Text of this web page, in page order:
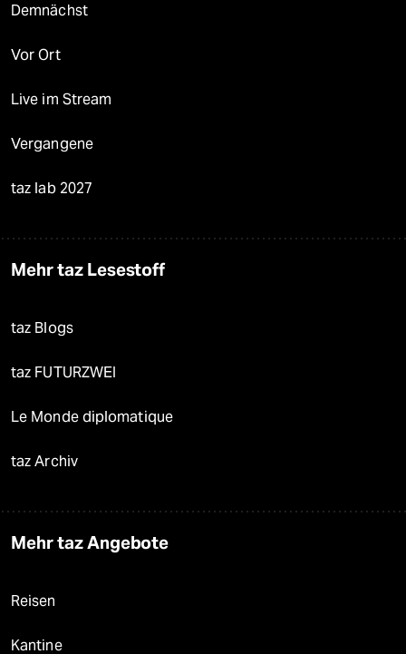
Demnächst
Vor Ort
Live im Stream
Vergangene
taz lab 2027
Mehr taz Lesestoff
taz Blogs
taz FUTURZWEI
Le Monde diplomatique
taz Archiv
Mehr taz Angebote
Reisen
Kantine